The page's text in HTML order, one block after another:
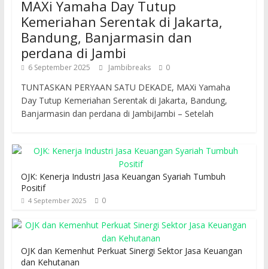
MAXi Yamaha Day Tutup
Kemeriahan Serentak di Jakarta,
Bandung, Banjarmasin dan
perdana di Jambi
6 September 2025 Jambibreaks 0
TUNTASKAN PERYAAN SATU DEKADE, MAXi Yamaha
Day Tutup Kemeriahan Serentak di Jakarta, Bandung,
Banjarmasin dan perdana di JambiJambi – Setelah
OJK: Kenerja Industri Jasa Keuangan Syariah Tumbuh
Positif
4 September 2025 0
OJK dan Kemenhut Perkuat Sinergi Sektor Jasa Keuangan
dan Kehutanan